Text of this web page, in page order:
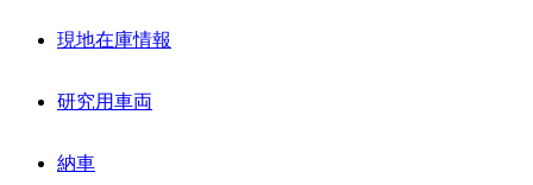
現地在庫情報
研究用車両
納車